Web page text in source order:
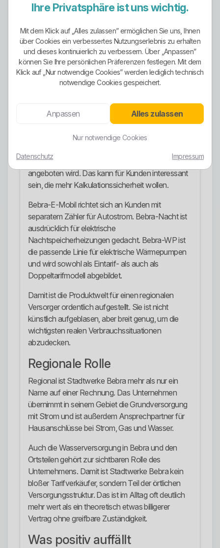
Für Kunden ist das ein echter Pluspunkt. Man sollte
ersetzt aber nicht die Pflicht, Vertragslaufzeit,
Tariflogik und die technische Eignung des eigenen
Anschlusses sauber zu prüfen.
Stromangebote
Grundversorgung, Bebra-Vario, Bebra-E-Mobil,
Bebra-Nacht und Bebra-WP die zentrale Rolle.
Bebra-Vario ist die naheliegende
Positiv ist, dass ein Tarif mit längerer Preisgarantie
angeboten wird. Das kann für Kunden interessant
sein, die mehr Kalkulationssicherheit wollen.
Bebra-E-Mobil richtet sich an Kunden mit
separatem Zähler für Autostrom. Bebra-Nacht ist
ausdrücklich für elektrische
Nachtspeicherheizungen gedacht. Bebra-WP ist
die passende Linie für elektrische Wärmepumpen
und wird sowohl als Eintarif- als auch als
Doppeltarifmodell abgebildet.
Damit ist die Produktwelt für einen regionalen
Versorger ordentlich aufgestellt. Sie ist nicht
künstlich aufgeblasen, aber breit genug, um die
wichtigsten realen Verbrauchssituationen
abzudecken.
Regionale Rolle
Regional ist Stadtwerke Bebra mehr als nur ein
Name auf einer Rechnung. Das Unternehmen
übernimmt in seinem Gebiet die Grundversorgung
mit Strom und ist außerdem Ansprechpartner für
Hausanschlüsse bei Strom, Gas und Wasser.
Auch die Wasserversorgung in Bebra und den
Ortsteilen gehört zur sichtbaren Rolle des
Unternehmens. Damit ist Stadtwerke Bebra kein
bloßer Tarifverkäufer, sondern Teil der örtlichen
Versorgungsstruktur. Das ist im Alltag oft deutlich
mehr wert als ein theoretisch etwas billigerer
Vertrag ohne greifbare Zuständigkeit.
Was positiv auffällt
Ihre Privatsphäre ist uns wichtig.
Mit dem Klick auf „Alles zulassen” ermöglichen Sie uns, Ihnen
über Cookies ein verbessertes Nutzungserlebnis zu erhalten
und dieses kontinuierlich zu verbessern. Über „Anpassen”
können Sie Ihre persönlichen Präferenzen festlegen. Mit dem
Klick auf „Nur notwendige Cookies” werden lediglich technisch
notwendige Cookies gespeichert.
Anpassen Alles zulassen
Nur notwendige Cookies
Datenschutz Impressum